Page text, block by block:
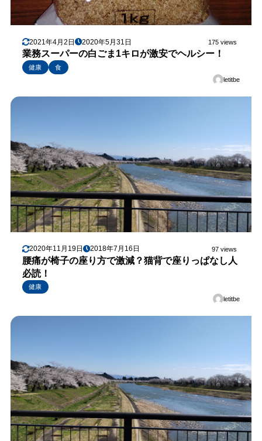
2021年4月2日 2020年5月31日 175 views
業務スーパーの白ごま1キロが激安でヘルシー！
健康
食
letitbe
2020年11月19日 2018年7月16日 97 views
腰痛が椅子の座り方で激減？猫背で座りっぱなし人
必読！
健康
letitbe